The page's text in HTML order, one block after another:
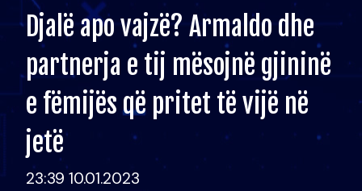
Djalë apo vajzë? Armaldo dhe
partnerja e tij mësojnë gjininë
e fëmijës që pritet të vijë në
jetë
23:39 10.01.2023